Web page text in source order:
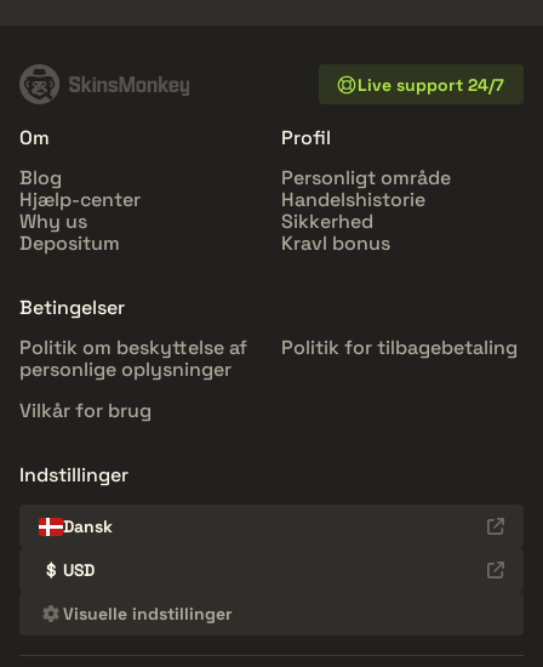
Live support 24/7
Om
Blog
Hjælp-center
Why us
Depositum
Profil
Personligt område
Handelshistorie
Sikkerhed
Kravl bonus
Betingelser
Politik om beskyttelse af
personlige oplysninger
Politik for tilbagebetaling
Vilkår for brug
Indstillinger
Dansk
$ USD
Visuelle indstillinger